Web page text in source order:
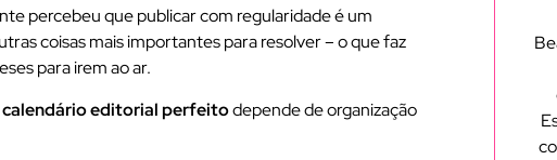
percebeu que publicar com regularidade é um
coisas mais importantes para resolver – o que faz
para irem ao ar.
calendário editorial perfeitodepende de organização